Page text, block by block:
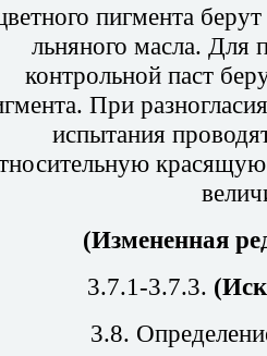
пигмента
льняного масла. Для
контрольной паст
При
испытания
(Измененная
3.7.1-3.7.3.
3.8.